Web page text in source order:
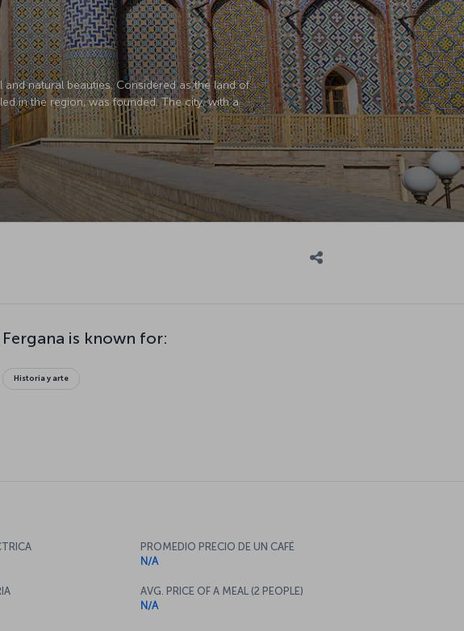
natural beauties. Considered as the land of
in the region, was founded. The city, with a
Fergana is known for:
Historia y arte
PROMEDIO PRECIO DE UN CAFÉ
N/A
AVG. PRICE OF A MEAL (2 PEOPLE)
N/A